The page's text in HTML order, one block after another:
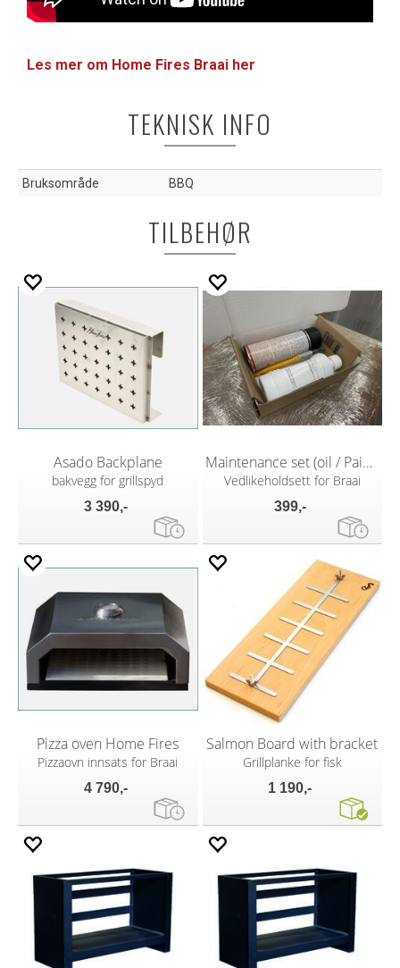
Les mer om Home Fires Braai her
TEKNISK INFO
Bruksområde BBQ
TILBEHØR
Asado Backplane
bakvegg for grillspyd
3 390,-
Maintenance set (oil / Paint / Brush)
Vedlikeholdsett for Braai
399,-
Pizza oven Home Fires
Pizzaovn innsats for Braai
4 790,-
Salmon Board with bracket
Grillplanke for fisk
1 190,-